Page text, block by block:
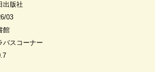
出版社
03
館
バスコーナー